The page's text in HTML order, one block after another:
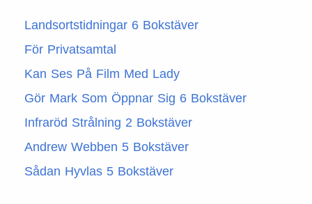
Landsortstidningar 6 Bokstäver
För Privatsamtal
Kan Ses På Film Med Lady
Gör Mark Som Öppnar Sig 6 Bokstäver
Infraröd Strålning 2 Bokstäver
Andrew Webben 5 Bokstäver
Sådan Hyvlas 5 Bokstäver